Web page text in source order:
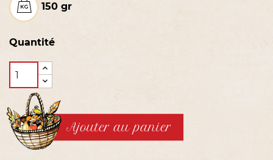
150 gr
Quantité
Ajouter au panier